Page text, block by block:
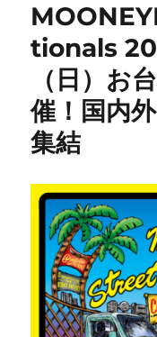
tionals
（日）お
催！国内
集結